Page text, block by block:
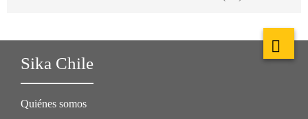
Sika Chile
Quiénes somos